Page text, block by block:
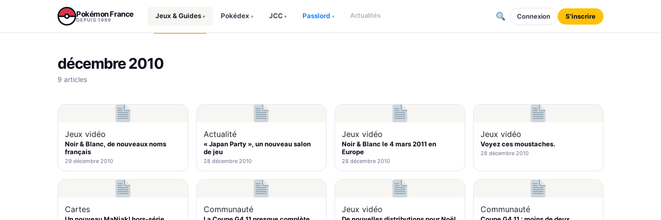
Pokémon France
DEPUIS 1999
Jeux & Guides ▾ Pokédex ▾ JCC ▾ Passlord ▾ Actualités Connexion S'inscrire
décembre 2010
9 articles
Jeux vidéo
Noir & Blanc, de nouveaux noms
français
29 décembre 2010
Actualité
« Japan Party », un nouveau salon
de jeu
28 décembre 2010
Jeux vidéo
Noir & Blanc le 4 mars 2011 en
Europe
28 décembre 2010
Jeux vidéo
Voyez ces moustaches.
28 décembre 2010
Cartes Communauté Jeux vidéo Communauté